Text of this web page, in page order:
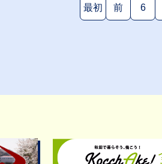
最初 前 6